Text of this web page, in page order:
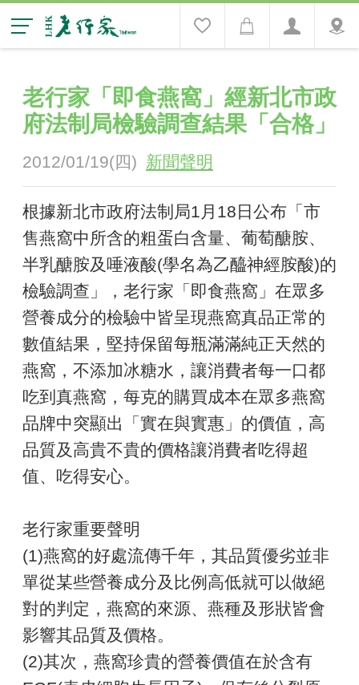
老行家「即食燕窩」經新北市政
府法制局檢驗調查結果「合格」
2012/01/19(四) 新聞聲明
根據新北市政府法制局1月18日公布「市
售燕窩中所含的粗蛋白含量、葡萄醣胺、
半乳醣胺及唾液酸(學名為乙醯神經胺酸)的
檢驗調查」，老行家「即食燕窩」在眾多
營養成分的檢驗中皆呈現燕窩真品正常的
數值結果，堅持保留每瓶滿滿純正天然的
燕窩，不添加冰糖水，讓消費者每一口都
吃到真燕窩，每克的購買成本在眾多燕窩
品牌中突顯出「實在與實惠」的價值，高
品質及高貴不貴的價格讓消費者吃得超
值、吃得安心。
老行家重要聲明
(1)燕窩的好處流傳千年，其品質優劣並非
單從某些營養成分及比例高低就可以做絕
對的判定，燕窩的來源、燕種及形狀皆會
影響其品質及價格。
(2)其次，燕窩珍貴的營養價值在於含有